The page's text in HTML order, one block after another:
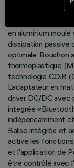
Projecteur
en aluminium
dissipation passive
optimale. Bouchon
thermoplastique
technologie C.O.B
L’adaptateur en
driver DC/DC avec
intégrée
indépendamment
Balise intégrée et
active les
et l'application de
être contrôlé avec